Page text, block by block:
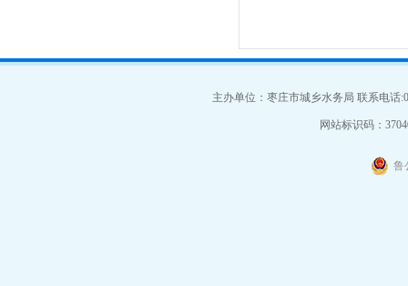
主办单位：枣庄市城乡水务局 联系电话
网站标识码：
鲁